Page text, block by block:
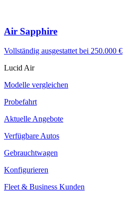
Air Sapphire
Vollständig ausgestattet bei 250.000 €
Lucid Air
Modelle vergleichen
Probefahrt
Aktuelle Angebote
Verfügbare Autos
Gebrauchtwagen
Konfigurieren
Fleet & Business Kunden